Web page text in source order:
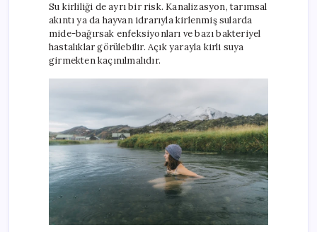
Su kirliliği de ayrı bir risk. Kanalizasyon, tarımsal
akıntı ya da hayvan idrarıyla kirlenmiş sularda
mide-bağırsak enfeksiyonları ve bazı bakteriyel
hastalıklar görülebilir. Açık yarayla kirli suya
girmekten kaçınılmalıdır.